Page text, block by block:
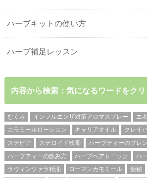
ハーブキットの使い方
ハーブ補足レッスン
内容から検索：気になるワードをクリ
むくみ インフルエンザ対策アロマスプレー
エ
カモミールローション
キャリアオイル クレイ
ステビア
ステロイド軟膏
ハーブティーのブレ
ハーブティーの飲み方
ハーブヘアトニック
ハ
ラヴィンツァラ精油
ローマンカモミール 便秘